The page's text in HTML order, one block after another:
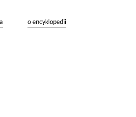
o encyklopedii